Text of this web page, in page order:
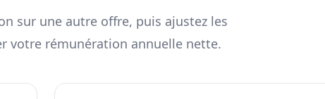
sur une autre offre, puis ajustez les
votre rémunération annuelle nette.